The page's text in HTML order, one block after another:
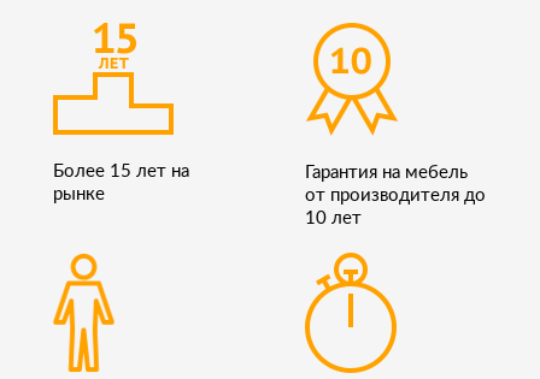
Более 15 лет на
рынке
Гарантия на мебель
от производителя до
10 лет